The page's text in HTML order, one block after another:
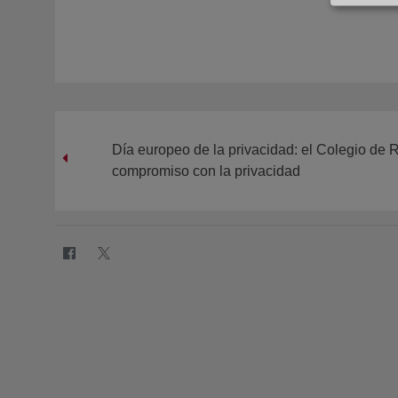
Día europeo de la privacidad: el Colegio de
compromiso con la privacidad